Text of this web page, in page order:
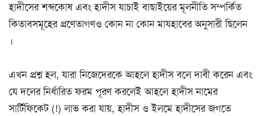
হাদীসের শব্দকোষ এবং হাদীস যাচাই বাছাইয়ের মূলনীতি সম্পর্কিত
কিতাবসমূহের প্রণেতাগণও কোন না কোন মাযহাবের অনুসারী ছিলেন
।
এখন প্রশ্ন হল, যারা নিজেদেরকে আহলে হাদীস বলে দাবী করেন এবং
যে দলের নির্ধারিত ফরম পূরণ করলেই আহলে হাদীস নামের
সার্টিফিকেট (!) লাভ করা যায়, হাদীস ও ইলমে হাদীসের জগতে